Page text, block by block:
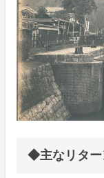
◆主なリター